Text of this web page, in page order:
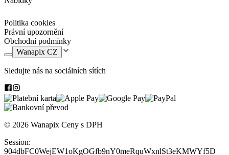
Politika cookies
Právní upozornění
Obchodní podmínky
Wanapix CZ
Sledujte nás na sociálních sítích
© 2026 Wanapix Ceny s DPH
Session:
904dbFC0WejEW1oKgOGfb9nY0meRquWxnlSt3eKMWYf5D